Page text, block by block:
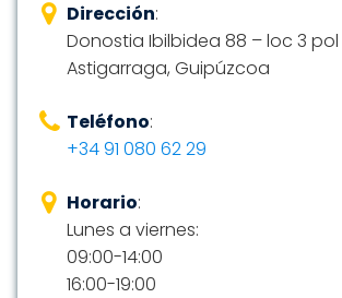
Dirección:
Donostia Ibilbidea 88 – loc 3 pol
Astigarraga, Guipúzcoa
Teléfono:
+34 91 080 62 29
Horario:
Lunes a viernes:
09:00-14:00
16:00-19:00